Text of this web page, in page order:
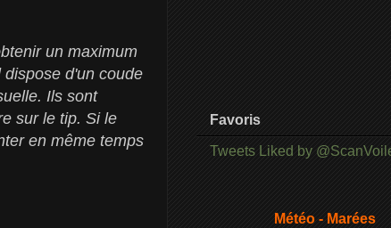
un maximum
d'un coude
Ils sont
sur le tip. Si le
en même temps
Favoris
Tweets Liked by
Météo - Marées